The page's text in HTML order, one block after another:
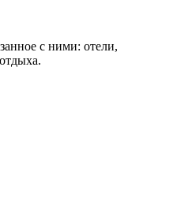
с ними: отели,